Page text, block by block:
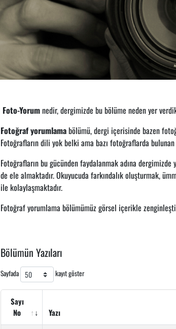
Foto-Yorumnedir, dergimizde bu bölüme neden yer
Fotoğraf yorumlamabölümü, dergi içerisinde bazen
Fotoğrafların dili yok belki ama bazı fotoğraflarda
Fotoğrafların bu gücünden faydalanmak adına
de ele almaktadır. Okuyucuda farkındalık oluşturmak,
ile kolaylaşmaktadır.
Fotoğraf yorumlama bölümümüz görsel içerikle
Bölümün Yazıları
Sayfada kayıt göster
Sayı
No
Yazı